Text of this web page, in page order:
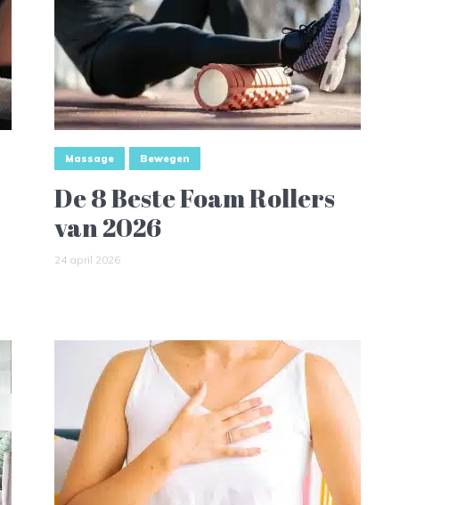
Massage Bewegen
De 8 Beste Foam Rollers
van 2026
24 april 2026